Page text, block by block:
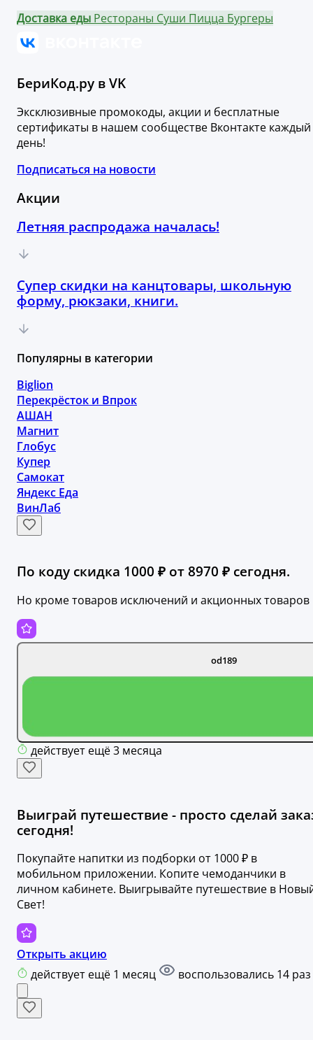
Доставка еды Рестораны Суши Пицца Бургеры
БериКод.ру в VK
Эксклюзивные промокоды, акции и бесплатные
сертификаты в нашем сообществе Вконтакте каждый
день!
Подписаться на новости
Акции
Летняя распродажа началась!
Супер скидки на канцтовары, школьную
форму, рюкзаки, книги.
Популярны в категории
Biglion
Перекрёсток и Впрок
АШАН
Магнит
Глобус
Купер
Самокат
Яндекс Еда
ВинЛаб
По коду скидка 1000 ₽ от 8970 ₽ сегодня.
Но кроме товаров исключений и акционных товаров
od189
действует ещё 3 месяца
Выиграй путешествие - просто сделай
сегодня!
Покупайте напитки из подборки от 1000 ₽ в
мобильном приложении. Копите чемоданчики в
личном кабинете. Выигрывайте путешествие в
Свет!
Открыть акцию
действует ещё 1 месяц
воспользовались 14 раз